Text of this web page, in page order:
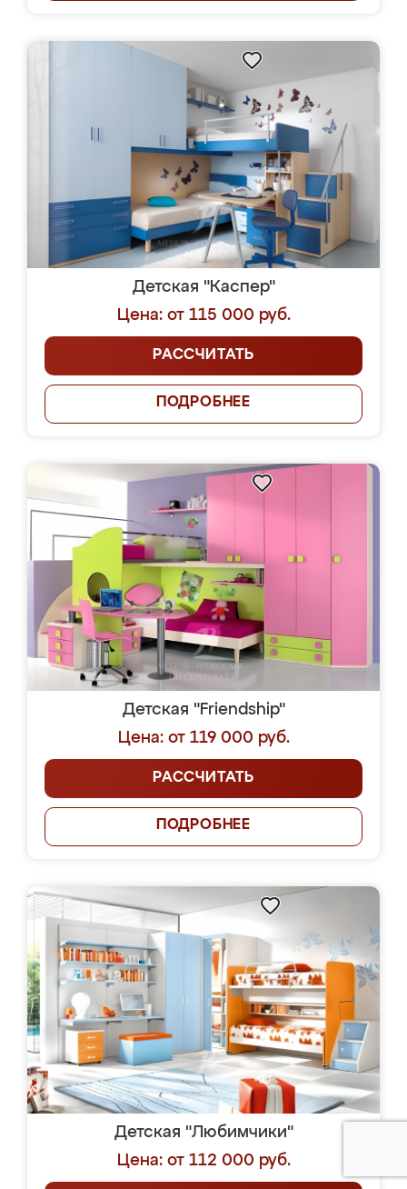
Детская "Каспер"
Цена: от 115 000 руб.
РАССЧИТАТЬ
ПОДРОБНЕЕ
Детская "Friendship"
Цена: от 119 000 руб.
РАССЧИТАТЬ
ПОДРОБНЕЕ
Детская "Любимчики"
Цена: от 112 000 руб.